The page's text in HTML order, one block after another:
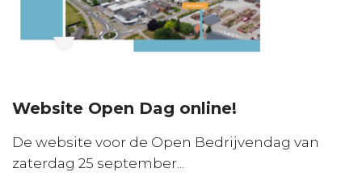
Website Open Dag online!
De website voor de Open Bedrijvendag van
zaterdag 25 september...